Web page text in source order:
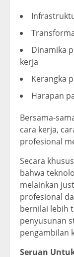
Dinamika
kerja
Kerangka
Harapan
Bersama-
cara kerja,
profesional
Secara
bahwa
melainkan
profesional
bernilai lebih
penyusunan
pengambilan
Seruan